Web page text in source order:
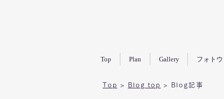
Top Plan Gallery フォト
Top > Blog top > Blog記事